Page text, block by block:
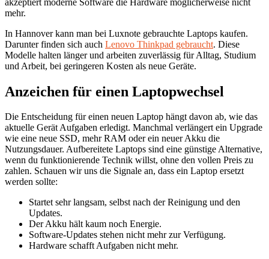
mehr.
In Hannover kann man bei Luxnote gebrauchte Laptops kaufen.
Darunter finden sich auch Lenovo Thinkpad gebraucht. Diese
Modelle halten länger und arbeiten zuverlässig für Alltag, Studium
und Arbeit, bei geringeren Kosten als neue Geräte.
Anzeichen für einen Laptopwechsel
Die Entscheidung für einen neuen Laptop hängt davon ab, wie das
aktuelle Gerät Aufgaben erledigt. Manchmal verlängert ein Upgrade
wie eine neue SSD, mehr RAM oder ein neuer Akku die
Nutzungsdauer. Aufbereitete Laptops sind eine günstige Alternative,
wenn du funktionierende Technik willst, ohne den vollen Preis zu
zahlen. Schauen wir uns die Signale an, dass ein Laptop ersetzt
werden sollte:
Startet sehr langsam, selbst nach der Reinigung und den
Updates.
Der Akku hält kaum noch Energie.
Software-Updates stehen nicht mehr zur Verfügung.
Hardware schafft Aufgaben nicht mehr.